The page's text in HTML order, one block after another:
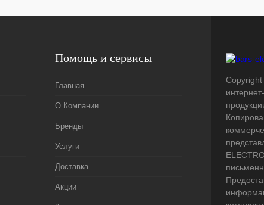
Помощь и сервисы
Главная
О Компании
Бренды
Услуги
Доставка
Акции